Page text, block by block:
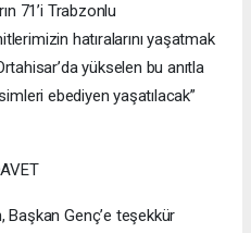
71’i Trabzonlu
hatıralarını yaşatmak
yükselen bu anıtla
ebediyen yaşatılacak”
Başkan Genç’e teşekkür